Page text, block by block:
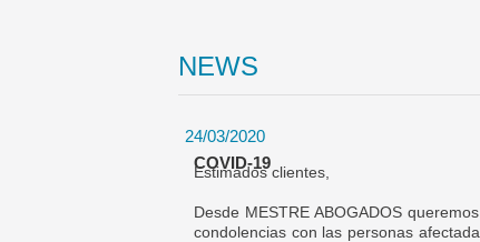
NEWS
24/03/2020
COVID-19
Estimados clientes,
Desde MESTRE ABOGADOS
condolencias con las personas